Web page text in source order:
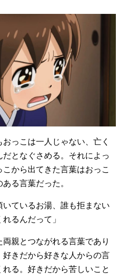
っこは一人じゃない、亡く
となぐさめる。それによっ
から出てきた言葉はおっこ
る言葉だった。
いているお湯、誰も拒まない
るんだって」
親とつながれる言葉であり
きだから好きな人からの言
る。好きだから苦しいこと